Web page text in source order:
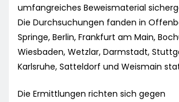
umfangreiches Beweismaterial
Die Durchsuchungen fanden in
Springe, Berlin, Frankfurt am Main,
Wiesbaden, Wetzlar, Darmstadt,
Karlsruhe, Satteldorf und Weismain
Die Ermittlungen richten sich gegen